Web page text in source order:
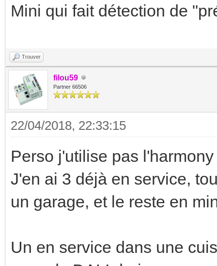
Mini qui fait détection de
Trouver
filou59
Partner 66506
22/04/2018, 22:33:15
Perso j'utilise pas
J'en ai 3 déjà en service,
un garage, et le reste en
Un en service dans une